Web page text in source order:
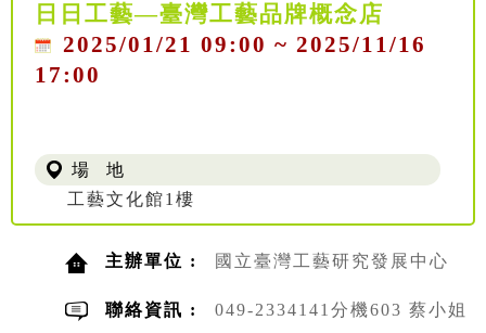
日日工藝—臺灣工藝品牌概念店
2025/01/21 09:00 ~ 2025/11/16
17:00
場 地
工藝文化館1樓
主辦單位 : 國立臺灣工藝研究發展中心
聯絡資訊 : 049-2334141分機603 蔡小姐